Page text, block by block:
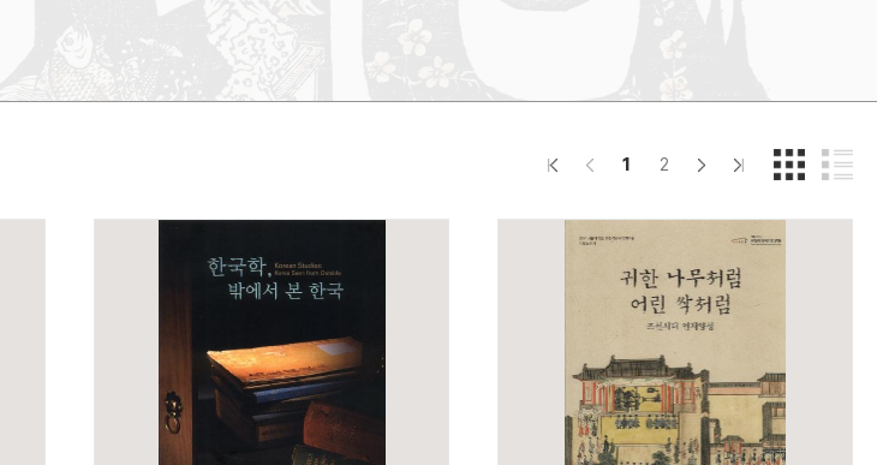
신진학자 초청 연구교류 사업
규장각-산기 연구비 지원 사업
기획연구
홍재 한국학 펠로십 프로그램
1 2